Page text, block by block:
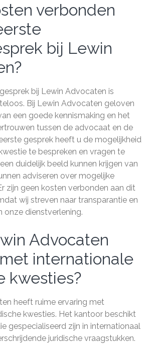
verbonden
bij Lewin
bij Lewin Advocaten is
Bij Lewin Advocaten geloven
een goede kennismaking en het
tussen de advocaat en de
gesprek heeft u de mogelijkheid
te bespreken en vragen te
duidelijk beeld kunnen krijgen van
adviseren over mogelijke
zijn geen kosten verbonden aan dit
wij streven naar transparantie en
onze dienstverlening.
Advocaten
internationale
kwesties?
heeft ruime ervaring met
kwesties. Het kantoor beschikt
gespecialiseerd zijn in internationaal
juridische vraagstukken.